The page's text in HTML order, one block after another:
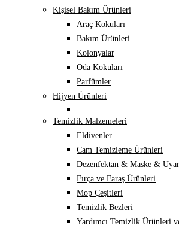
Kişisel Bakım Ürünleri
Araç Kokuları
Bakım Ürünleri
Kolonyalar
Oda Kokuları
Parfümler
Hijyen Ürünleri
Temizlik Malzemeleri
Eldivenler
Cam Temizleme Ürünleri
Dezenfektan & Maske &
Fırça ve Faraş Ürünleri
Mop Çeşitleri
Temizlik Bezleri
Yardımcı Temizlik Ürünleri